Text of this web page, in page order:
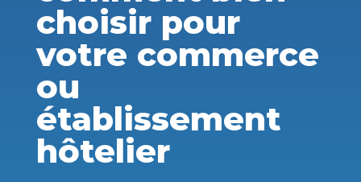
choisir pour
votre commerce
ou
établissement
hôtelier